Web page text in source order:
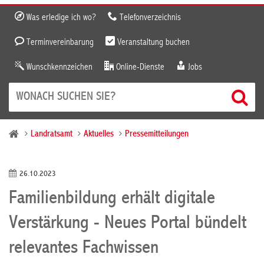
Was erledige ich wo? Telefonverzeichnis
Terminvereinbarung Veranstaltung buchen
Wunschkennzeichen Online-Dienste Jobs
Landratsamt Aktuelles Pressemitteilungen
26.10.2023
Familienbildung erhält digitale
Verstärkung - Neues Portal bündelt
relevantes Fachwissen